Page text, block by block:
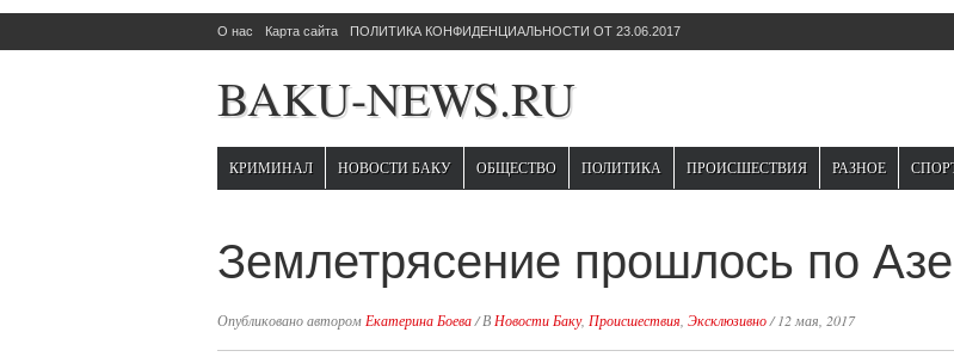
О нас Карта сайта ПОЛИТИКА КОНФИДЕНЦИАЛЬНОСТИ ОТ 23.06.2017
BAKU-NEWS.RU
КРИМИНАЛ НОВОСТИ БАКУ ОБЩЕСТВО ПОЛИТИКА ПРОИСШЕСТВИЯ РАЗНОЕ
Землетрясение прошлось по
Опубликовано автором Екатерина Боева/В Новости Баку, Происшествия Эксклюзивно/12 мая, 2017